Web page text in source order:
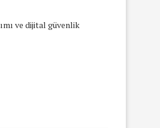
ve dijital güvenlik